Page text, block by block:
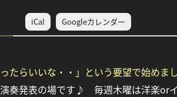
iCal Googleカレンダー
ったらいいな・・」という要望で始め
奏発表の場です♪ 毎週木曜は洋楽or